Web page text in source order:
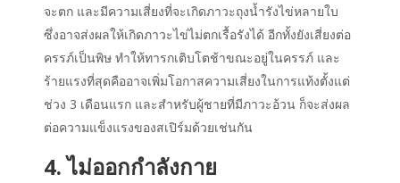
จะตก และมีความเสี่ยงที่จะเกิดภาวะถุงน้ำรังไข่หลายใบ
ซึ่งอาจส่งผลให้เกิดภาวะไข่ไม่ตกเรื้อรังได้ อีกทั้งยังเสี่ยงต่อ
ครรภ์เป็นพิษ ทำให้ทารกเติบโตช้าขณะอยู่ในครรภ์ และ
ร้ายแรงที่สุดคืออาจเพิ่มโอกาสความเสี่ยงในการแท้งตั้งแต่
ช่วง 3 เดือนแรก และสำหรับผู้ชายที่มีภาวะอ้วน ก็จะส่งผล
ต่อความแข็งแรงของสเปิร์มด้วยเช่นกัน
4. ไม่ออกกำลังกาย